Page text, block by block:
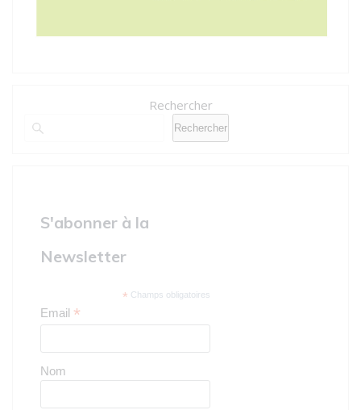
Rechercher
Rechercher
S'abonner à la
Newsletter
* Champs obligatoires
Email *
Nom